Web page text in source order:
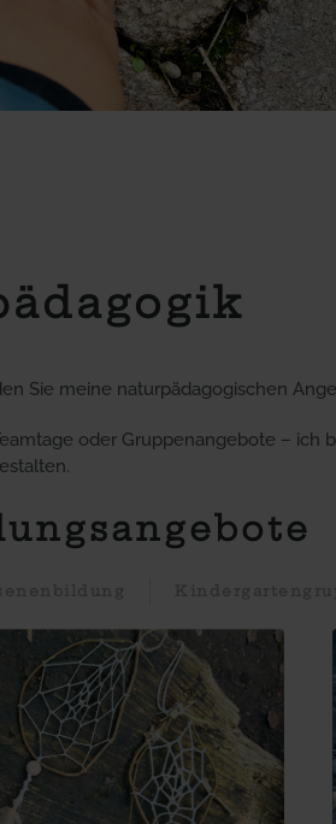
Sie meine naturpädagogischen
oder Gruppenangebote – ich